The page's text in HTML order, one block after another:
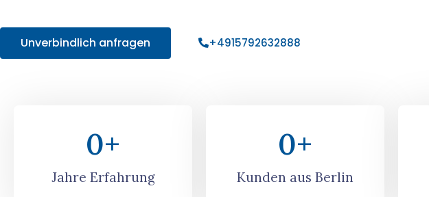
Unverbindlich anfragen +4915792632888
Jahre Erfahrung
0+
Kunden aus Berlin
0+